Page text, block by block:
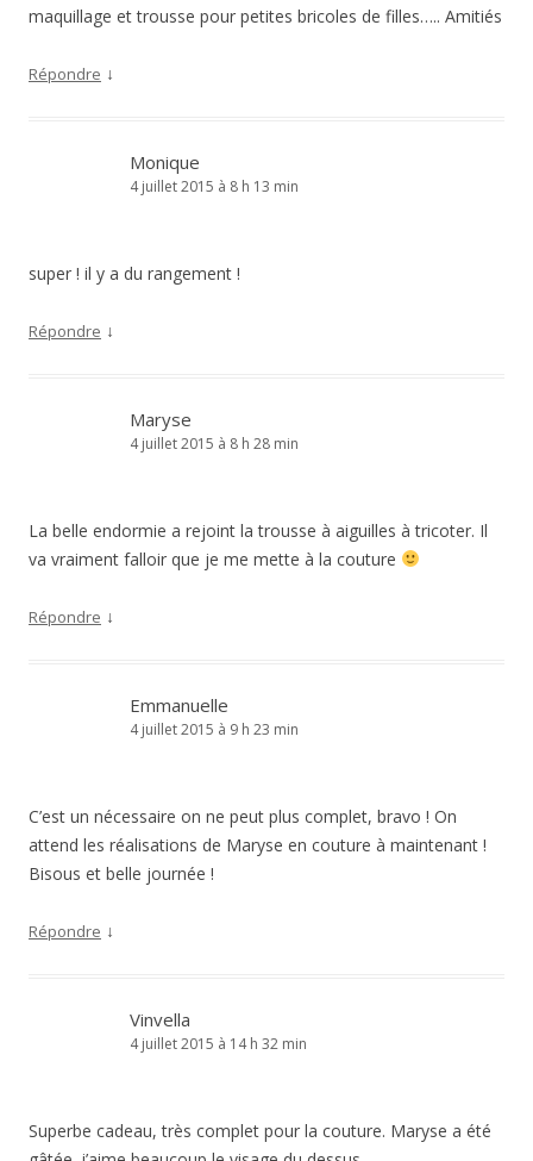
maquillage et trousse pour petites bricoles de filles….. Amitiés
Répondre ↓
Monique
4 juillet 2015 à 8 h 13 min
super ! il y a du rangement !
Répondre ↓
Maryse
4 juillet 2015 à 8 h 28 min
La belle endormie a rejoint la trousse à aiguilles à tricoter. Il
va vraiment falloir que je me mette à la couture
Répondre ↓
Emmanuelle
4 juillet 2015 à 9 h 23 min
C’est un nécessaire on ne peut plus complet, bravo ! On
attend les réalisations de Maryse en couture à maintenant !
Bisous et belle journée !
Répondre ↓
Vinvella
4 juillet 2015 à 14 h 32 min
Superbe cadeau, très complet pour la couture. Maryse a été